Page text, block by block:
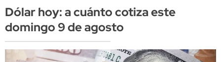
Dólar hoy: a cuánto cotiza este
domingo 9 de agosto